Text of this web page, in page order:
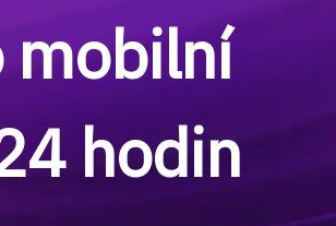
mobilní
hodin